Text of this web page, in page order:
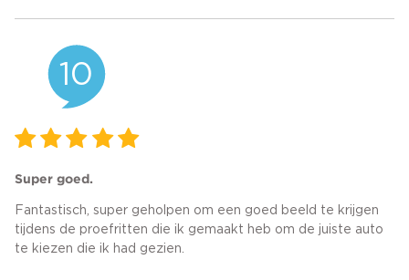
10
Super goed.
Fantastisch, super geholpen om een goed beeld te krijgen
tijdens de proefritten die ik gemaakt heb om de juiste auto
te kiezen die ik had gezien.